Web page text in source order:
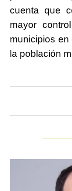
cuenta que
mayor
municipios
la población